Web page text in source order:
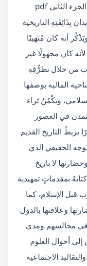
تحميل كتاب تاريخ التمدن الإسلامي – الجزء الثاني pdf
بِذَائِقَتِهِ التاريخية
أنه كان مُتَهيبًا
كان مجهولًا غير
من خلال تطرُّقِهِ
المالية بوصفها
ويَكْمُنُ ثراء
في العصور
التاريخ القديم
الحقيقي الذي
لا تاريخ
بمقدماتٍ تمهيدية
قبل الإسلام، كما
وعلاقتها بالدول
في مجالسهم ومدى
إلى أحوال العلوم
الاجتماعية